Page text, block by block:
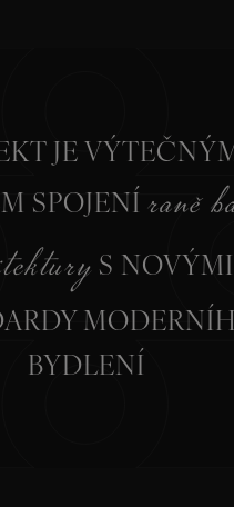
JE
SPOJENÍ raně
S NOVÝMI
BYDLENÍ